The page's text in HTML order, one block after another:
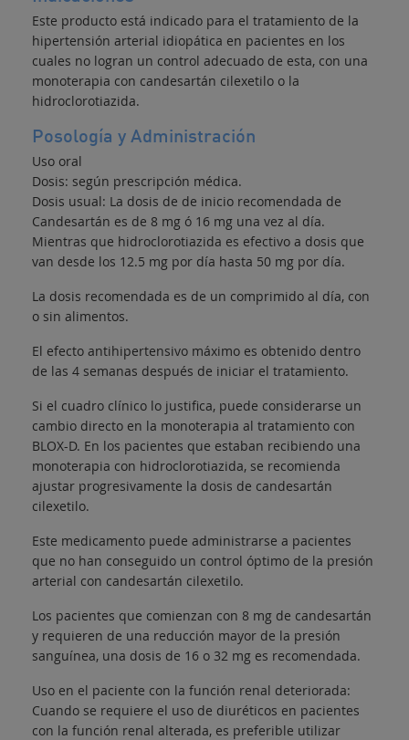
Este producto está indicado para el tratamiento de la
hipertensión arterial idiopática en pacientes en los
cuales no logran un control adecuado de esta, con una
monoterapia con candesartán cilexetilo o la
hidroclorotiazida.
Posología y Administración
Uso oral
Dosis: según prescripción médica.
Dosis usual: La dosis de de inicio recomendada de
Candesartán es de 8 mg ó 16 mg una vez al día.
Mientras que hidroclorotiazida es efectivo a dosis que
van desde los 12.5 mg por día hasta 50 mg por día.
La dosis recomendada es de un comprimido al día, con
o sin alimentos.
El efecto antihipertensivo máximo es obtenido dentro
de las 4 semanas después de iniciar el tratamiento.
Si el cuadro clínico lo justifica, puede considerarse un
cambio directo en la monoterapia al tratamiento con
BLOX-D. En los pacientes que estaban recibiendo una
monoterapia con hidroclorotiazida, se recomienda
ajustar progresivamente la dosis de candesartán
cilexetilo.
Este medicamento puede administrarse a pacientes
que no han conseguido un control óptimo de la presión
arterial con candesartán cilexetilo.
Los pacientes que comienzan con 8 mg de candesartán
y requieren de una reducción mayor de la presión
sanguínea, una dosis de 16 o 32 mg es recomendada.
Uso en el paciente con la función renal deteriorada:
Cuando se requiere el uso de diuréticos en pacientes
con la función renal alterada, es preferible utilizar